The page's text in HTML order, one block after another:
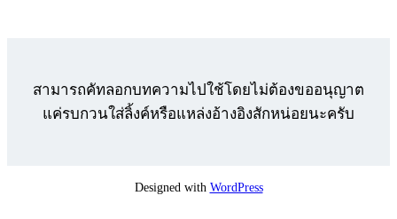
สามารถคัทลอกบทความไปใช้โดยไม่ต้องขออนุญาต
แค่รบกวนใส่ลิ้งค์หรือแหล่งอ้างอิงสักหน่อยนะครับ
Designed with WordPress